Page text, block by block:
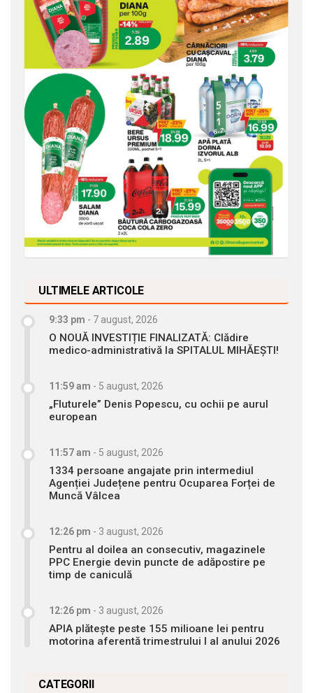
ULTIMELE ARTICOLE
9:33 pm - 7 august, 2026
O NOUĂ INVESTIȚIE FINALIZATĂ: Clădire
medico-administrativă la SPITALUL MIHĂEȘTI!
11:59 am - 5 august, 2026
„Fluturele” Denis Popescu, cu ochii pe aurul
european
11:57 am - 5 august, 2026
1334 persoane angajate prin intermediul
Agenției Județene pentru Ocuparea Forței de
Muncă Vâlcea
12:26 pm - 3 august, 2026
Pentru al doilea an consecutiv, magazinele
PPC Energie devin puncte de adăpostire pe
timp de caniculă
12:26 pm - 3 august, 2026
APIA plătește peste 155 milioane lei pentru
motorina aferentă trimestrului I al anului 2026
CATEGORII